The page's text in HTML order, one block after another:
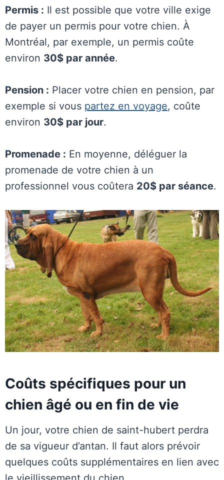
Permis : Il est possible que votre ville exige
de payer un permis pour votre chien. À
Montréal, par exemple, un permis coûte
environ 30$ par année.
Pension : Placer votre chien en pension, par
exemple si vous partez en voyage, coûte
environ 30$ par jour.
Promenade : En moyenne, déléguer la
promenade de votre chien à un
professionnel vous coûtera 20$ par séance.
Coûts spécifiques pour un
chien âgé ou en fin de vie
Un jour, votre chien de saint-hubert perdra
de sa vigueur d’antan. Il faut alors prévoir
quelques coûts supplémentaires en lien avec